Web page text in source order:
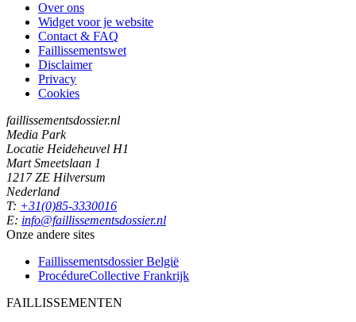
Over ons
Widget voor je website
Contact & FAQ
Faillissementswet
Disclaimer
Privacy
Cookies
faillissementsdossier.nl
Media Park
Locatie Heideheuvel H1
Mart Smeetslaan 1
1217 ZE Hilversum
Nederland
T: +31(0)85-3330016
E: info@faillissementsdossier.nl
Onze andere sites
Faillissementsdossier België
ProcédureCollective Frankrijk
FAILLISSEMENTEN